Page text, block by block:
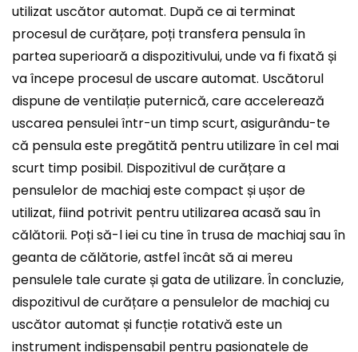
utilizat uscător automat. După ce ai terminat
procesul de curățare, poți transfera pensula în
partea superioară a dispozitivului, unde va fi fixată și
va începe procesul de uscare automat. Uscătorul
dispune de ventilație puternică, care accelerează
uscarea pensulei într-un timp scurt, asigurându-te
că pensula este pregătită pentru utilizare în cel mai
scurt timp posibil. Dispozitivul de curățare a
pensulelor de machiaj este compact și ușor de
utilizat, fiind potrivit pentru utilizarea acasă sau în
călătorii. Poți să-l iei cu tine în trusa de machiaj sau în
geanta de călătorie, astfel încât să ai mereu
pensulele tale curate și gata de utilizare. În concluzie,
dispozitivul de curățare a pensulelor de machiaj cu
uscător automat și funcție rotativă este un
instrument indispensabil pentru pasionatele de